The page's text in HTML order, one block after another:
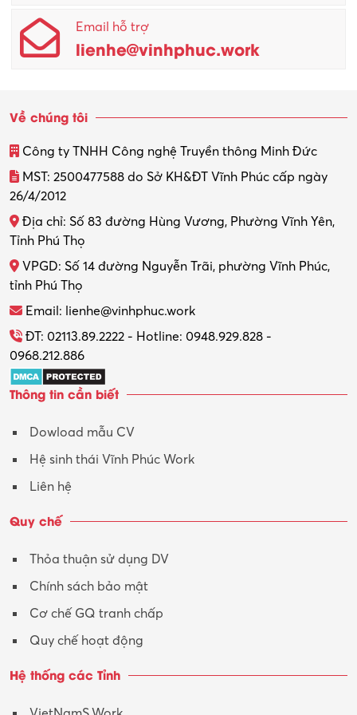
Quản lý sản xuất
Quản trị kinh doanh
Thiết kế nội thất
Thợ máy – Ô tô – Xe máy
Thực tập
Tổ chức sự kiện – Quà tặng
Trợ lý
Tư vấn
Tư vấn – Kiến trúc
Y tế-Dược
Email hỗ trợ
lienhe@vinhphuc.work
Về chúng tôi
Công ty TNHH Công nghệ Truyền thông Minh Đức
MST: 2500477588 do Sở KH&ĐT Vĩnh Phúc cấp ngày
26/4/2012
Địa chỉ: Số 83 đường Hùng Vương, Phường Vĩnh Yên,
Tỉnh Phú Thọ
VPGD: Số 14 đường Nguyễn Trãi, phường Vĩnh Phúc,
tỉnh Phú Thọ
Email: lienhe@vinhphuc.work
ĐT: 02113.89.2222 - Hotline: 0948.929.828 -
0968.212.886
Thông tin cần biết
Dowload mẫu CV
Hệ sinh thái Vĩnh Phúc Work
Liên hệ
Quy chế
Thỏa thuận sử dụng DV
Chính sách bảo mật
Cơ chế GQ tranh chấp
Quy chế hoạt động
Hệ thống các Tỉnh